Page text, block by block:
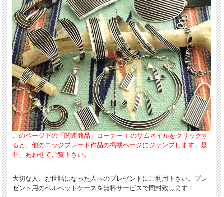
このページ下の「関連商品」コーナー ↓ のサムネイルをクリックす
ると、他のエッジプレート作品の掲載ページにジャンプします。是
非、あわせてご覧下さい。↓
大切な人、お世話になった人へのプレゼントにご利用下さい。プレ
ゼント用のベルベットケースを無料サービスで同封致します！